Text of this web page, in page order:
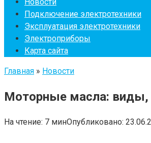
Подключение электротехники
Эксплуатация электротехники
Электроприборы
Карта сайта
Главная » Новости
Моторные масла: виды,
На чтение: 7 минОпубликовано: